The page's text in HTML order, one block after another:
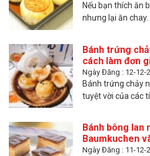
Nếu bạn thích ăn
nhưng lại ăn chay.
Bánh trứng
cách làm đơn
Ngày Đăng : 12-12-
Bánh trứng chảy
tuyệt vời của các
Bánh bông lan
Baumkuchen
Ngày Đăng : 11-12-